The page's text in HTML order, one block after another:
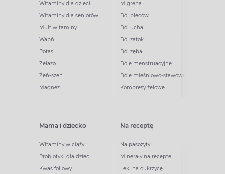
Witaminy dla dzieci
Witaminy dla seniorów
Multiwitaminy
Wapń
Potas
Żelazo
Żeń-szeń
Magnez
Migrena
Ból pleców
Ból ucha
Ból zatok
Ból zęba
Bóle menstruacyjne
Bóle mięśniowo-stawowe
Kompresy żelowe
Mama i dziecko
Witaminy w ciąży
Probiotyki dla dzieci
Kwas foliowy
Na receptę
Na pasożyty
Minerały na receptę
Leki na cukrzycę